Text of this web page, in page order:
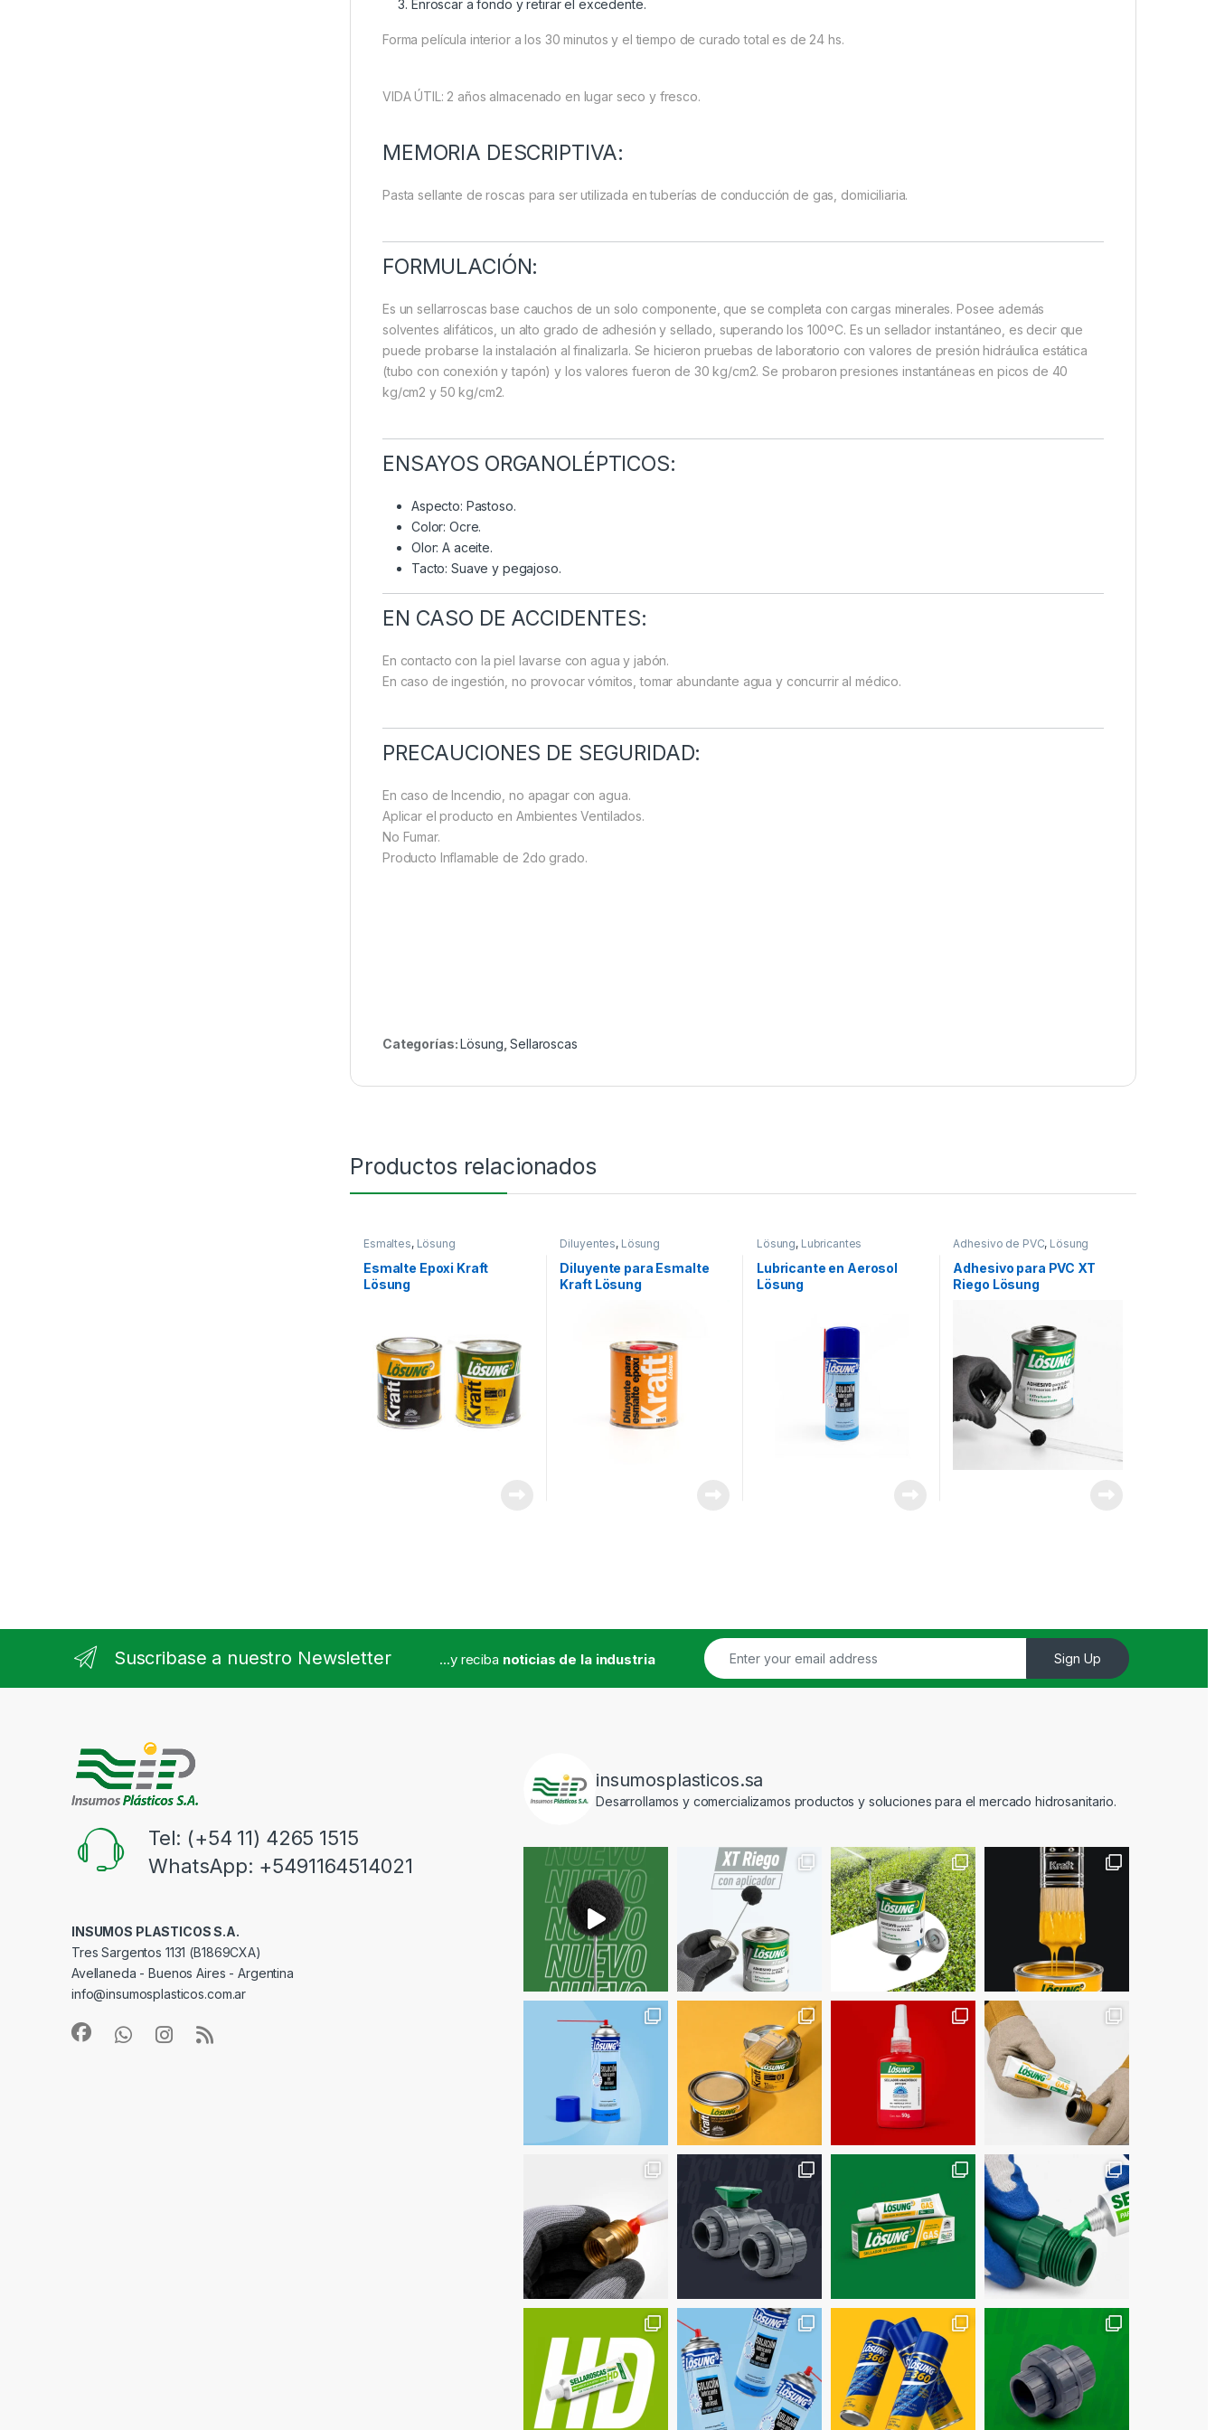
Enroscar a fondo y retirar el excedente.
Forma película interior a los 30 minutos y el tiempo de curado total es de 24 hs.
VIDA ÚTIL: 2 años almacenado en lugar seco y fresco.
MEMORIA DESCRIPTIVA:
Pasta sellante de roscas para ser utilizada en tuberías de conducción de gas, domiciliaria.
FORMULACIÓN:
Es un sellarroscas base cauchos de un solo componente, que se completa con cargas minerales. Posee además
solventes alifáticos, un alto grado de adhesión y sellado, superando los 100ºC. Es un sellador instantáneo, es decir que
puede probarse la instalación al finalizarla. Se hicieron pruebas de laboratorio con valores de presión hidráulica estática
(tubo con conexión y tapón) y los valores fueron de 30 kg/cm2. Se probaron presiones instantáneas en picos de 40
kg/cm2 y 50 kg/cm2.
ENSAYOS ORGANOLÉPTICOS:
Aspecto: Pastoso.
Color: Ocre.
Olor: A aceite.
Tacto: Suave y pegajoso.
EN CASO DE ACCIDENTES:
En contacto con la piel lavarse con agua y jabón.
En caso de ingestión, no provocar vómitos, tomar abundante agua y concurrir al médico.
PRECAUCIONES DE SEGURIDAD:
En caso de Incendio, no apagar con agua.
Aplicar el producto en Ambientes Ventilados.
No Fumar.
Producto Inflamable de 2do grado.
Categorías:Lösung ,Sellaroscas
Productos relacionados
Esmaltes, Lösung
Esmalte Epoxi Kraft
Lösung
Diluyentes, Lösung
Diluyente para Esmalte
Kraft Lösung
Lösung, Lubricantes
Lubricante en Aerosol
Lösung
Adhesivo de PVC, Lösung
Adhesivo para PVC XT
Riego Lösung
Suscribase a nuestro Newsletter ...y reciba noticias de la industria Sign Up
Tel: (+54 11) 4265 1515
WhatsApp: +5491164514021
INSUMOS PLASTICOS S.A.
Tres Sargentos 1131 (B1869CXA)
Avellaneda - Buenos Aires - Argentina
info@insumosplasticos.com.ar
insumosplasticos.sa
Desarrollamos y comercializamos productos y soluciones para el mercado hidrosanitario.